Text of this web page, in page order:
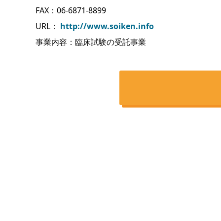
FAX：06-6871-8899
URL： http://www.soiken.info
事業内容：臨床試験の受託事業